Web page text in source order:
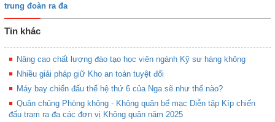
trung đoàn ra đa
Tin khác
Nâng cao chất lượng đào tạo học viên ngành Kỹ sư hàng không
Nhiều giải pháp giữ Kho an toàn tuyệt đối
Máy bay chiến đấu thế hệ thứ 6 của Nga sẽ như thế nào?
Quân chủng Phòng không - Không quân bế mạc Diễn tập Kíp chiến
đấu trạm ra đa các đơn vị Không quân năm 2025